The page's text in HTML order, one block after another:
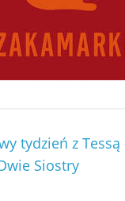
tydzień z Tessą
Siostry